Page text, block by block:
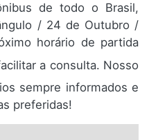
de todo o Brasil,
/ 24 de Outubro /
horário de partida
a consulta. Nosso
sempre informados e
preferidas!